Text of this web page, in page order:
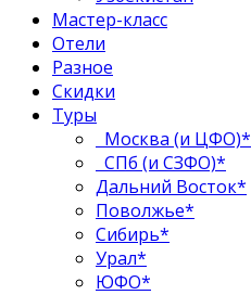
Мастер-класс
Отели
Разное
Скидки
Туры
Москва (и ЦФО)*
СПб (и СЗФО)*
Дальний Восток*
Поволжье*
Сибирь*
Урал*
ЮФО*